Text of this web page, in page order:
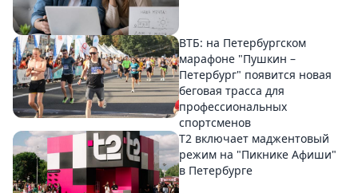
ВТБ: на Петербургском
марафоне "Пушкин –
Петербург" появится новая
беговая трасса для
профессиональных
спортсменов
Т2 включает маджентовый
режим на "Пикнике Афиши"
в Петербурге